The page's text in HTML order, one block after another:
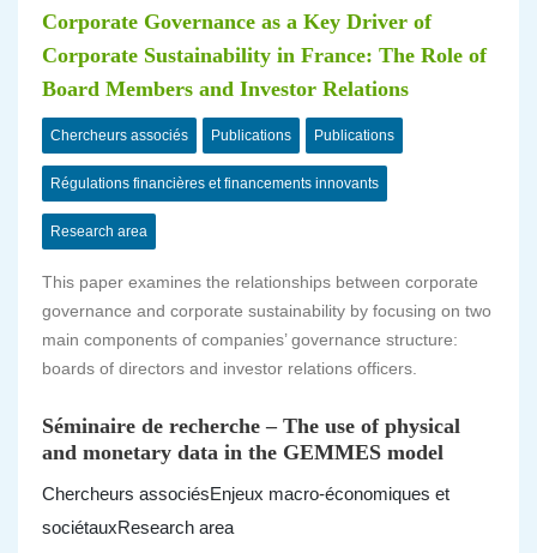
Corporate Governance as a Key Driver of
Corporate Sustainability in France: The Role of
Board Members and Investor Relations
Chercheurs associés Publications Publications
Régulations financières et financements innovants
Research area
This paper examines the relationships between corporate
governance and corporate sustainability by focusing on two
main components of companies’ governance structure:
boards of directors and investor relations officers.
Séminaire de recherche – The use of physical
and monetary data in the GEMMES model
Chercheurs associésEnjeux macro-économiques et
sociétauxResearch area